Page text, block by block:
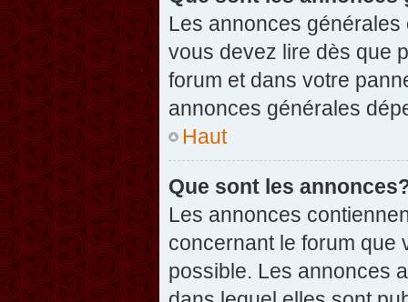
Les annonces
vous devez lire dès que
forum et dans votre
annonces générales
Haut
Que sont les
Les annonces
concernant le forum que
possible. Les annonces